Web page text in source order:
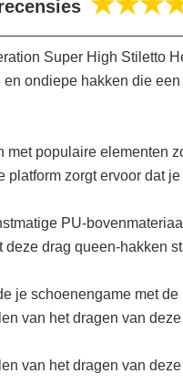
Super High Stiletto
ondiepe hakken die
met populaire elementen
platform zorgt ervoor dat
PU-
drag queen-hakken
je schoenengame met
van het dragen van
van het dragen van